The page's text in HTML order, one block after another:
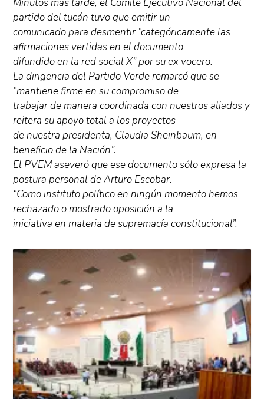
Minutos más tarde, el Comité Ejecutivo Nacional del
partido del tucán tuvo que emitir un
comunicado para desmentir “categóricamente las
afirmaciones vertidas en el documento
difundido en la red social X” por su ex vocero.
La dirigencia del Partido Verde remarcó que se
“mantiene firme en su compromiso de
trabajar de manera coordinada con nuestros aliados y
reitera su apoyo total a los proyectos
de nuestra presidenta, Claudia Sheinbaum, en
beneficio de la Nación”.
El PVEM aseveró que ese documento sólo expresa la
postura personal de Arturo Escobar.
“Como instituto político en ningún momento hemos
rechazado o mostrado oposición a la
iniciativa en materia de supremacía constitucional”.